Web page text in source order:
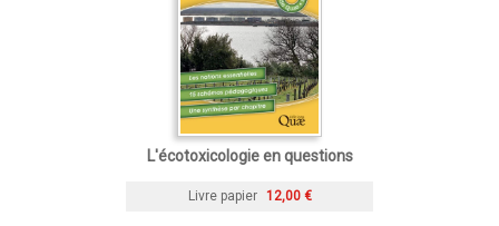
L'écotoxicologie en questions
Livre papier 12,00 €